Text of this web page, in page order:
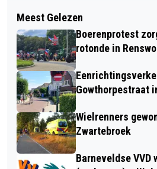
STEEDS MEER FIETSEN
DE GEMEENTE
ONTDEK HET GEHEIM
BIBLIOTHEEK
Meest Gelezen
Boerenprotest
rotonde in
Gowthorpestraat
Wielrenners
Zwartebroek
Barneveldse